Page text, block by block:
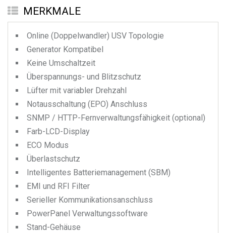
MERKMALE
Online (Doppelwandler) USV Topologie
Generator Kompatibel
Keine Umschaltzeit
Überspannungs- und Blitzschutz
Lüfter mit variabler Drehzahl
Notausschaltung (EPO) Anschluss
SNMP / HTTP-Fernverwaltungsfähigkeit (optional)
Farb-LCD-Display
ECO Modus
Überlastschutz
Intelligentes Batteriemanagement (SBM)
EMI und RFI Filter
Serieller Kommunikationsanschluss
PowerPanel Verwaltungssoftware
Stand-Gehäuse